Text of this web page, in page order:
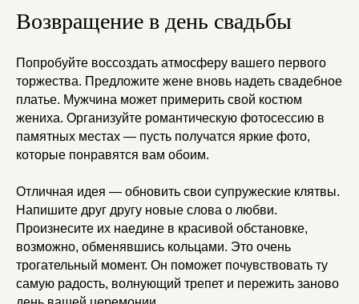
Возвращение в день свадьбы
Попробуйте воссоздать атмосферу вашего первого
торжества. Предложите жене вновь надеть свадебное
платье. Мужчина может примерить свой костюм
жениха. Организуйте романтическую фотосессию в
памятных местах — пусть получатся яркие фото,
которые понравятся вам обоим.
Отличная идея — обновить свои супружеские клятвы.
Напишите друг другу новые слова о любви.
Произнесите их наедине в красивой обстановке,
возможно, обменявшись кольцами. Это очень
трогательный момент. Он поможет почувствовать ту
самую радость, волнующий трепет и пережить заново